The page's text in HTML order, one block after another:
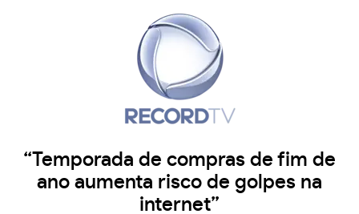
“Temporada de compras de fim de
ano aumenta risco de golpes na
internet”